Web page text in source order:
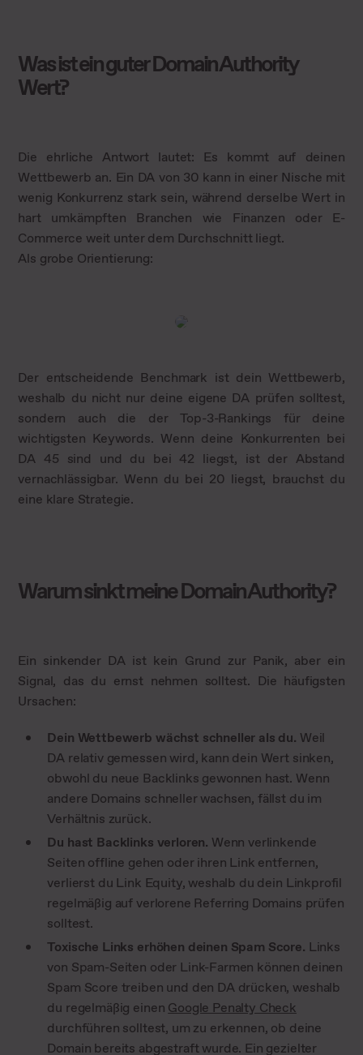
Was ist ein guter Domain Authority
Wert?
Die ehrliche Antwort lautet: Es kommt auf deinen
Wettbewerb an. Ein DA von 30 kann in einer Nische mit
wenig Konkurrenz stark sein, während derselbe Wert in
hart umkämpften Branchen wie Finanzen oder E-
Commerce weit unter dem Durchschnitt liegt.
Als grobe Orientierung:
Der entscheidende Benchmark ist dein Wettbewerb,
weshalb du nicht nur deine eigene DA prüfen solltest,
sondern auch die der Top-3-Rankings für deine
wichtigsten Keywords. Wenn deine Konkurrenten bei
DA 45 sind und du bei 42 liegst, ist der Abstand
vernachlässigbar. Wenn du bei 20 liegst, brauchst du
eine klare Strategie.
Warum sinkt meine Domain Authority?
Ein sinkender DA ist kein Grund zur Panik, aber ein
Signal, das du ernst nehmen solltest. Die häufigsten
Ursachen:
Dein Wettbewerb wächst schneller als du. Weil
DA relativ gemessen wird, kann dein Wert sinken,
obwohl du neue Backlinks gewonnen hast. Wenn
andere Domains schneller wachsen, fällst du im
Verhältnis zurück.
Du hast Backlinks verloren. Wenn verlinkende
Seiten offline gehen oder ihren Link entfernen,
verlierst du Link Equity, weshalb du dein Linkprofil
regelmäßig auf verlorene Referring Domains prüfen
solltest.
Toxische Links erhöhen deinen Spam Score. Links
von Spam-Seiten oder Link-Farmen können deinen
Spam Score treiben und den DA drücken, weshalb
du regelmäßig einen Google Penalty Check
durchführen solltest, um zu erkennen, ob deine
Domain bereits abgestraft wurde. Ein gezielter